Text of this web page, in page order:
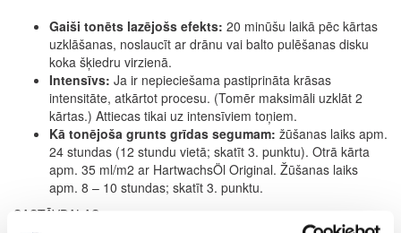
Gaiši tonēts lazējošs efekts: 20 minūšu laikā pēc kārtas
uzklāšanas, noslaucīt ar drānu vai balto pulēšanas disku
koka šķiedru virzienā.
Intensīvs: Ja ir nepieciešama pastiprināta krāsas
intensitāte, atkārtot procesu. (Tomēr maksimāli uzklāt 2
kārtas.) Attiecas tikai uz intensīviem toņiem.
Kā tonējoša grunts grīdas segumam: žūšanas laiks apm.
24 stundas (12 stundu vietā; skatīt 3. punktu). Otrā kārta
apm. 35 ml/m2 ar HartwachsÖl Original. Žūšanas laiks
apm. 8 – 10 stundas; skatīt 3. punktu.
SASTĀVDAĻAS